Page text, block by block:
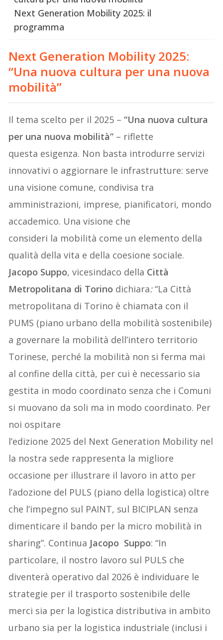
Next Generation Mobility 2025: il
programma
Next Generation Mobility 2025:
“Una nuova cultura per una nuova
mobilità”
Il tema scelto per il 2025 –“Una nuova cultura
per una nuova mobilità” – riflette
questa esigenza. Non basta introdurre servizi
innovativi o aggiornare le infrastrutture: serve
una visione comune, condivisa tra
amministrazioni, imprese, pianificatori, mondo
accademico. Una visione che
consideri la mobilità come un elemento della
qualità della vita e della coesione sociale.
Jacopo Suppo, vicesindaco della Città
Metropolitana di Torino dichiara:“La Città
metropolitana di Torino è chiamata con il
PUMS (piano urbano della mobilità sostenibile)
a governare la mobilità dell’intero territorio
Torinese, perché la mobilità non si ferma mai
al confine della città, per cui è necessario sia
gestita in modo coordinato senza che i Comuni
si muovano da soli ma in modo coordinato. Per
noi ospitare
l’edizione 2025 del Next Generation Mobility nel
la nostra sede rappresenta la migliore
occasione per illustrare il lavoro in atto per
l’adozione del PULS (piano della logistica) oltre
che l’impegno sul PAINT, sul BICIPLAN senza
dimenticare il bando per la micro mobilità in
sharing”. Continua Jacopo Suppo: “In
particolare, il nostro lavoro sul PULS che
diventerà operativo dal 2026 è individuare le
strategie per il trasporto sostenibile delle
merci sia per la logistica distributiva in ambito
urbano sia per la logistica industriale (inclusi i